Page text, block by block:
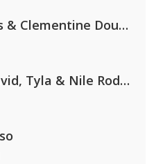
Calvin Harris & Clementine Douglas
Damiano David, Tyla & Nile Rodgers